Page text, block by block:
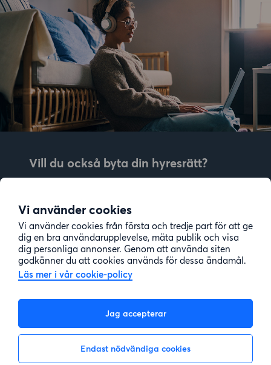
Vi använder cookies
Vi använder cookies från första och tredje part för att ge
dig en bra användarupplevelse, mäta publik och visa
dig personliga annonser. Genom att använda siten
godkänner du att cookies används för dessa ändamål.
Läs mer i vår cookie-policy
Jag accepterar
Endast nödvändiga cookies
Vill du också byta din hyresrätt?
Enkel registrering på 2 minuter
Kom igång gratis